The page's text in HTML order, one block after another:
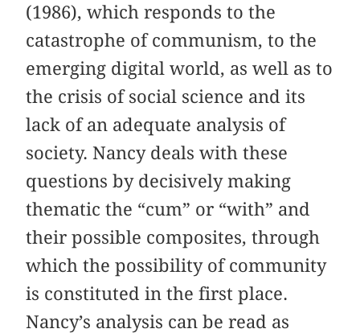
(1986), which responds to the
catastrophe of communism, to the
emerging digital world, as well as to
the crisis of social science and its
lack of an adequate analysis of
society. Nancy deals with these
questions by decisively making
thematic the “cum” or “with” and
their possible composites, through
which the possibility of community
is constituted in the first place.
Nancy’s analysis can be read as